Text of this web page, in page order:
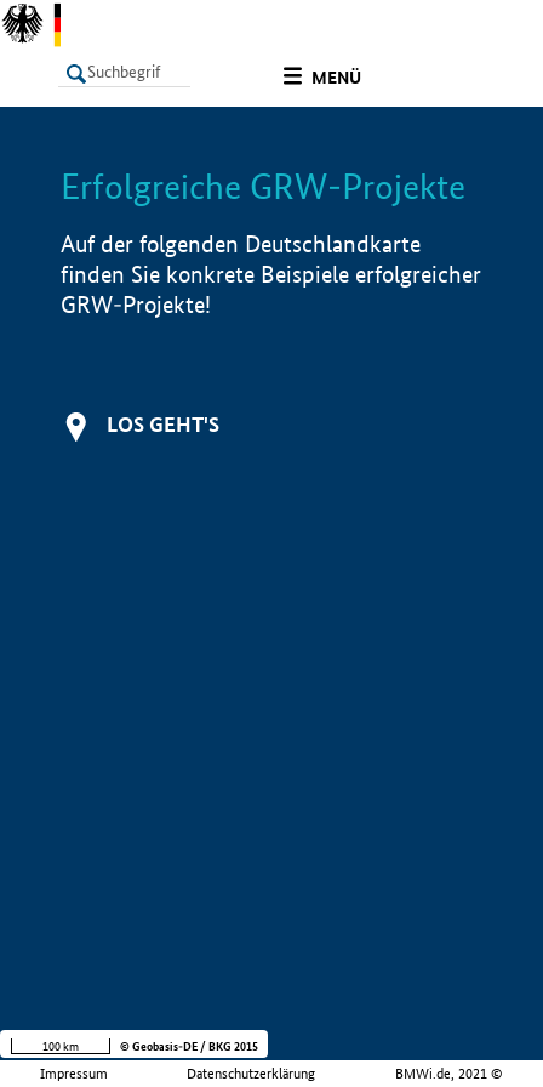
MENÜ
LISTE Info
Erfolgreiche GRW-Projekte
Auf der folgenden Deutschlandkarte
finden Sie konkrete Beispiele erfolgreicher
GRW-Projekte!
LOS GEHT'S
Impressum Datenschutzerklärung BMWi.de, 2021 ©
100 km © Geobasis-DE / BKG 2015